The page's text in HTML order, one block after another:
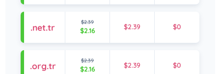
.net.tr $2.39
$2.16 $2.39 $0
.org.tr $2.39
$2.16 $2.39 $0